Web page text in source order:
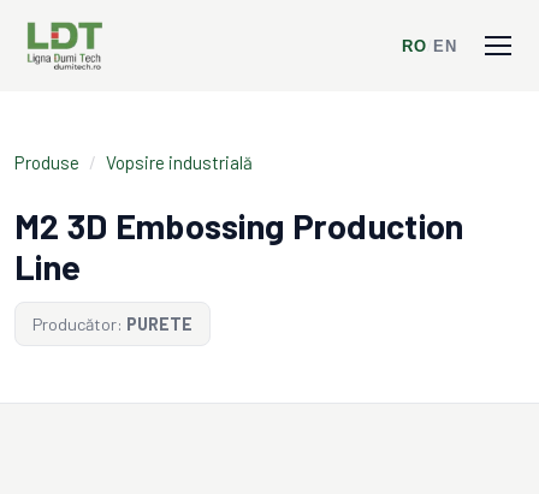
RO EN
Produse / Vopsire industrială
M2 3D Embossing Production
Line
Producător: PURETE